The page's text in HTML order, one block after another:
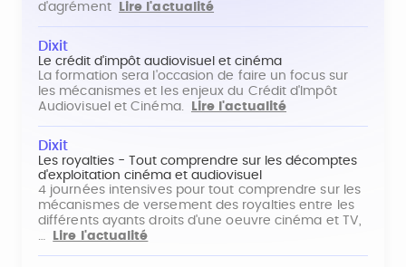
d'agrément
Lire l'actualité
Dixit
Le crédit d'impôt audiovisuel et cinéma
La formation sera l'occasion de faire un focus sur
les mécanismes et les enjeux du Crédit d'Impôt
Audiovisuel et Cinéma.
Lire l'actualité
Dixit
Les royalties - Tout comprendre sur les décomptes
d'exploitation cinéma et audiovisuel
4 journées intensives pour tout comprendre sur les
mécanismes de versement des royalties entre les
différents ayants droits d'une oeuvre cinéma et TV,
…
Lire l'actualité